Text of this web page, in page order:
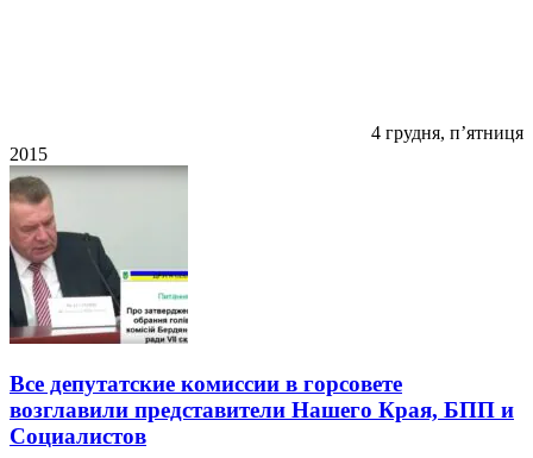
4 грудня, п’ятниця
2015
Все депутатские комиссии в горсовете
возглавили представители Нашего Края, БПП и
Социалистов